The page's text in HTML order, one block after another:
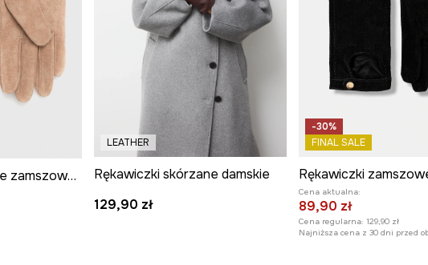
Rękawiczki damskie zamszowe kolor beżowy
LEATHER
Rękawiczki skórzane damskie
129,90 zł
-30%
FINAL SALE
Cena aktualna:
89,90 zł
Cena regularna: 129,90 zł
Najniższa cena z 30 dni przed